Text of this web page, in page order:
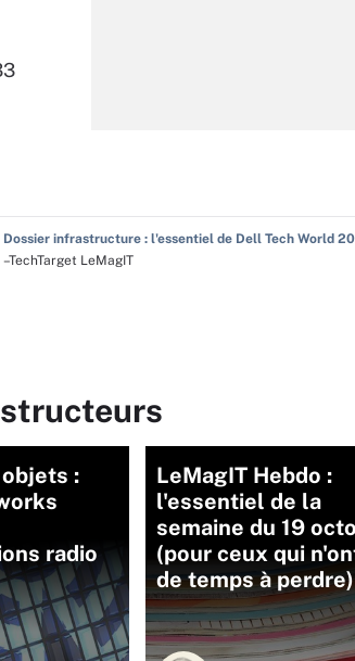
Dossier infrastructure : l'essentiel de Dell Tech World
–TechTarget LeMagIT
:
radio
LeMagIT Hebdo :
l'essentiel de la
semaine du 19
(pour ceux qui
de temps à perdre)